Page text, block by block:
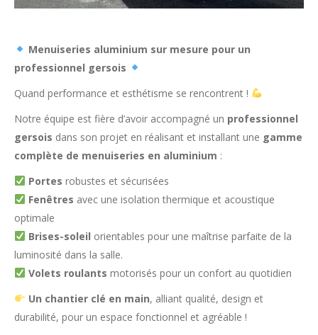
Menuiseries aluminium sur mesure pour un
professionnel gersois
Quand performance et esthétisme se rencontrent !
Notre équipe est fière d’avoir accompagné un professionnel
gersois dans son projet en réalisant et installant une gamme
complète de menuiseries en aluminium :
Portes robustes et sécurisées
Fenêtres avec une isolation thermique et acoustique
optimale
Brises-soleil orientables pour une maîtrise parfaite de la
luminosité dans la salle.
Volets roulants motorisés pour un confort au quotidien
Un chantier clé en main, alliant qualité, design et
durabilité, pour un espace fonctionnel et agréable !